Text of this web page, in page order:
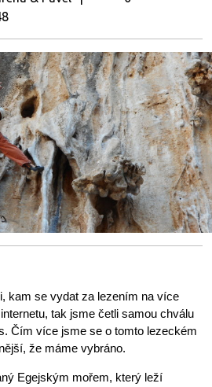
kam se vydat za lezením na více
tak jsme četli samou chválu
Čím více jsme se o tomto lezeckém
že máme vybráno.
Egejským mořem, který leží